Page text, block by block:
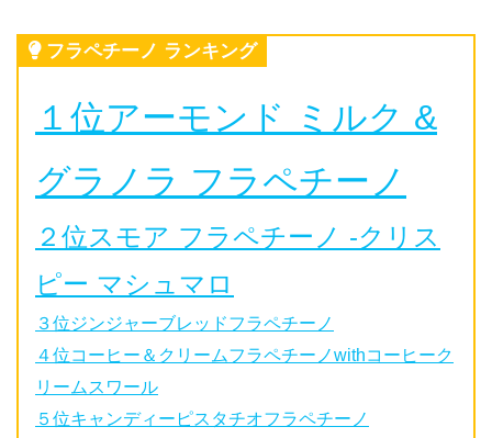
フラペチーノ ランキング
１位アーモンド ミルク &
グラノラ フラペチーノ
２位スモア フラペチーノ -クリス
ピー マシュマロ
３位ジンジャーブレッドフラペチーノ
４位コーヒー＆クリームフラペチーノwithコーヒーク
リームスワール
５位キャンディーピスタチオフラペチーノ